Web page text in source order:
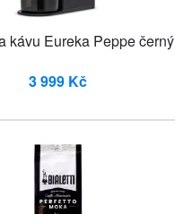
kávu Eureka Peppe černý
3 999 Kč